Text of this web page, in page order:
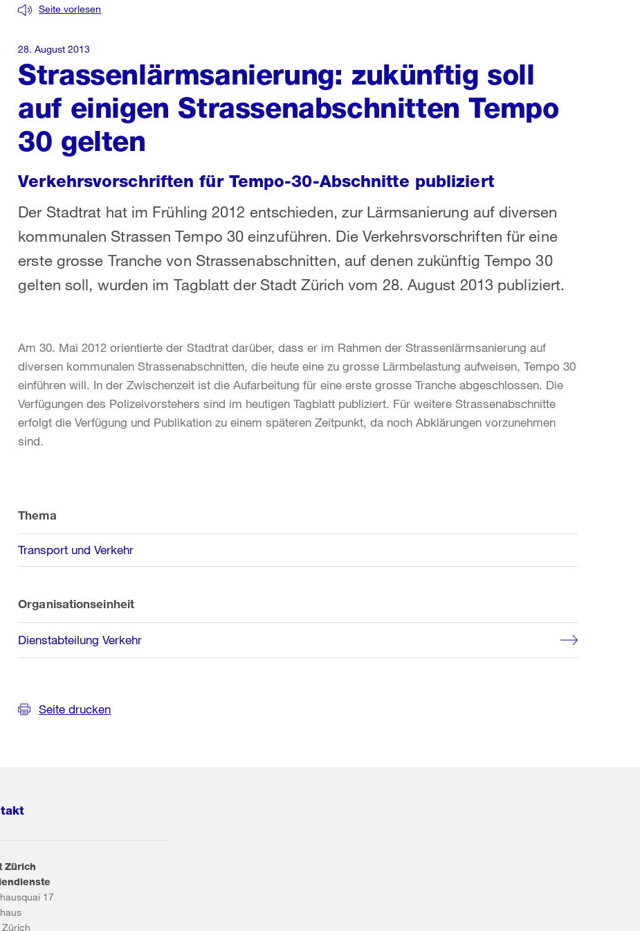
Strassenlärmsanierung: zukünftig soll
auf einigen Strassenabschnitten Tempo
30 gelten
Seite vorlesen
Verkehrsvorschriften für Tempo-30-Abschnitte publiziert
Der Stadtrat hat im Frühling 2012 entschieden, zur Lärmsanierung auf diversen
kommunalen Strassen Tempo 30 einzuführen. Die Verkehrsvorschriften für eine
erste grosse Tranche von Strassenabschnitten, auf denen zukünftig Tempo 30
gelten soll, wurden im Tagblatt der Stadt Zürich vom 28. August 2013 publiziert.
28. August 2013
Am 30. Mai 2012 orientierte der Stadtrat darüber, dass er im Rahmen der Strassenlärmsanierung auf
diversen kommunalen Strassenabschnitten, die heute eine zu grosse Lärmbelastung aufweisen, Tempo 30
einführen will. In der Zwischenzeit ist die Aufarbeitung für eine erste grosse Tranche abgeschlossen. Die
Verfügungen des Polizeivorstehers sind im heutigen Tagblatt publiziert. Für weitere Strassenabschnitte
erfolgt die Verfügung und Publikation zu einem späteren Zeitpunkt, da noch Abklärungen vorzunehmen
sind.
Informationen
Thema
Transport und Verkehr
Organisationseinheit
Dienstabteilung Verkehr
Seite drucken
Zürich
17
Zürich